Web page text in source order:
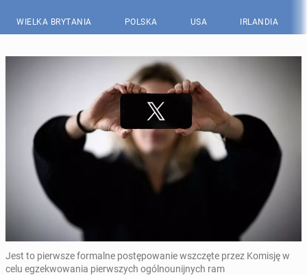
WIELKA BRYTANIA POLSKA USA IRLANDIA
Jest to pierwsze formalne postępowanie wszczęte przez Komisję w
celu egzekwowania pierwszych ogólnounijnych ram